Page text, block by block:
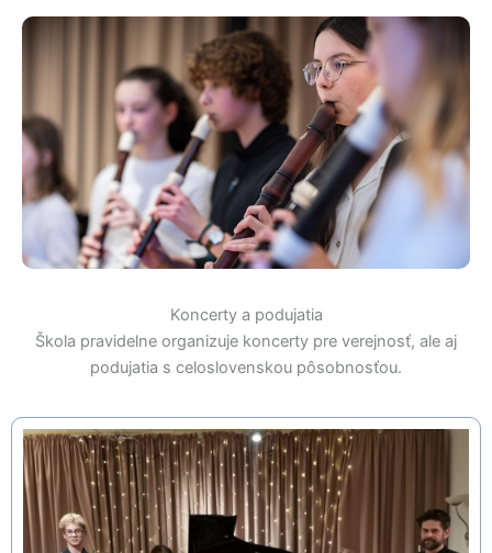
Koncerty a podujatia
Škola pravidelne organizuje koncerty pre verejnosť, ale aj
podujatia s celoslovenskou pôsobnosťou.